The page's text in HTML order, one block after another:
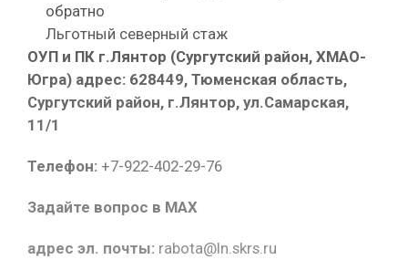
обратно
Льготный северный стаж
ОУП и ПК г.Лянтор (Сургутский район, ХМАО-
Югра) адрес: 628449, Тюменская область,
Сургутский район, г.Лянтор, ул.Самарская,
11/1
Телефон: +7-922-402-29-76
Задайте вопрос в MAX
адрес эл. почты: rabota@ln.skrs.ru